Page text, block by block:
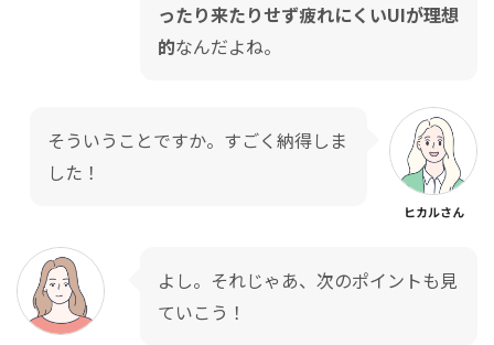
ったり来たりせず疲れにくいUIが理想
的なんだよね。
そういうことですか。すごく納得しま
した！
ヒカルさん
よし。それじゃあ、次のポイントも見
ていこう！